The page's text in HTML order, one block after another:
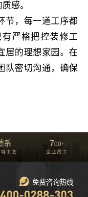
感。
节，每一道工序都
严格把控装修工
居的理想家园。在
队密切沟通，确保
系
工艺
700+
企业员工
免费咨询热线